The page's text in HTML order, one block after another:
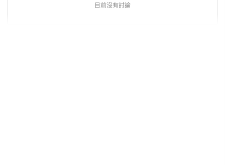
目前沒有討論